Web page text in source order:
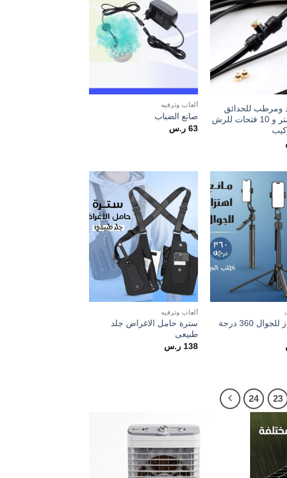
wishlist
ومرطب للحدائق
رذاذ 10 متر و 10 فتحات للرش
wishlist
ألعاب وترفيه
صانع الضباب
63 ر.س
Add to
مانع اهتزاز للجوال 360 درجة
Add to
wishlist
ألعاب وترفيه
سترة حامل الاغراض جلد
طبيعى
138 ر.س
23
24